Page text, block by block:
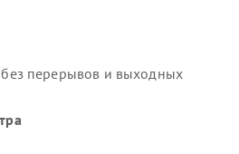
перерывов и выходных